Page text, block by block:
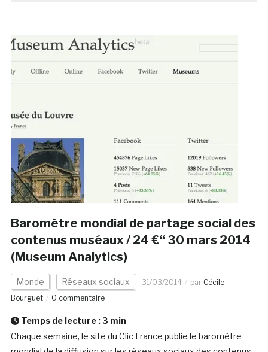
Baromètre mondial de partage social des
contenus muséaux / 24 €“ 30 mars 2014
(Museum Analytics)
Monde Réseaux sociaux 31/03/2014 par Cécile
Bourguet
0 commentaire
Temps de lecture : 3 min
Chaque semaine, le site du Clic France publie le baromètre